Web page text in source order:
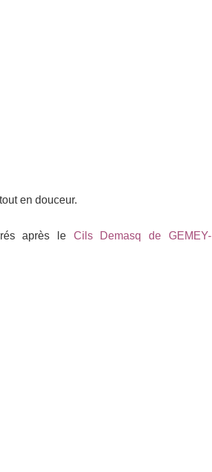
en douceur.
après le Cils Demasq de GEMEY-